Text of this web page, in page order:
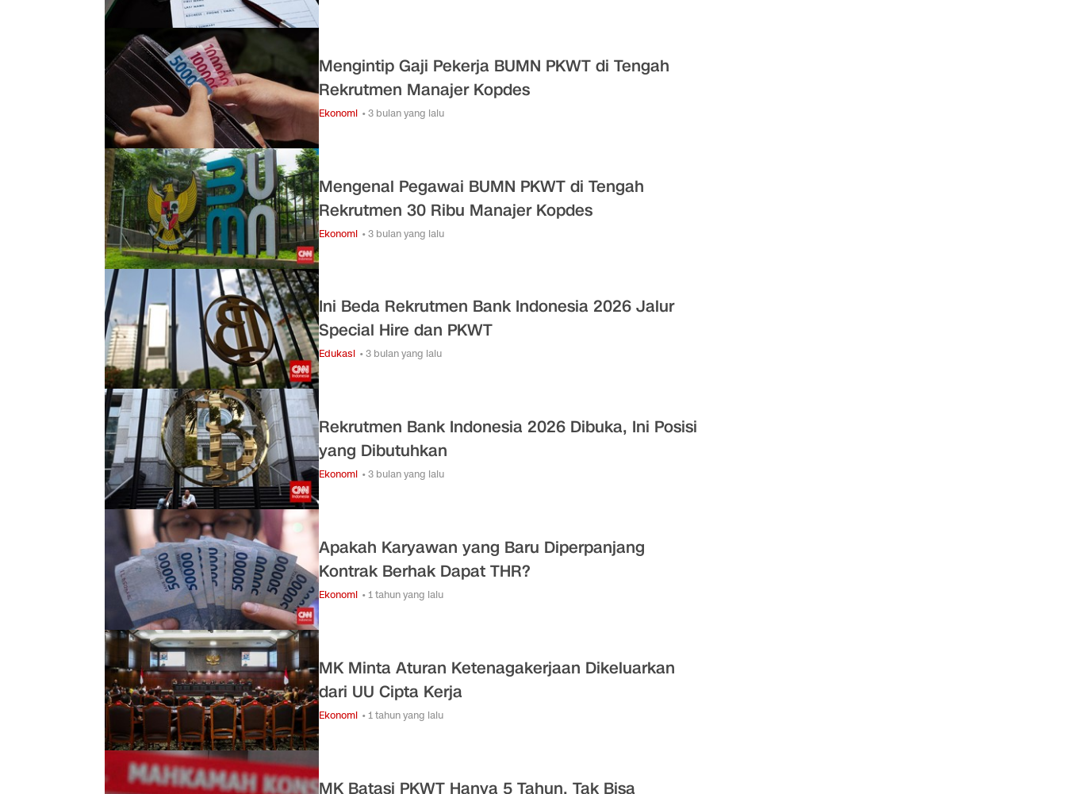
Mengintip Gaji Pekerja BUMN PKWT di Tengah
Rekrutmen Manajer Kopdes
Ekonomi • 3 bulan yang lalu
Mengenal Pegawai BUMN PKWT di Tengah
Rekrutmen 30 Ribu Manajer Kopdes
Ekonomi • 3 bulan yang lalu
Ini Beda Rekrutmen Bank Indonesia 2026 Jalur
Special Hire dan PKWT
Edukasi • 3 bulan yang lalu
Rekrutmen Bank Indonesia 2026 Dibuka, Ini Posisi
yang Dibutuhkan
Ekonomi • 3 bulan yang lalu
Apakah Karyawan yang Baru Diperpanjang
Kontrak Berhak Dapat THR?
Ekonomi • 1 tahun yang lalu
MK Minta Aturan Ketenagakerjaan Dikeluarkan
dari UU Cipta Kerja
Ekonomi • 1 tahun yang lalu
MK Batasi PKWT Hanya 5 Tahun, Tak Bisa